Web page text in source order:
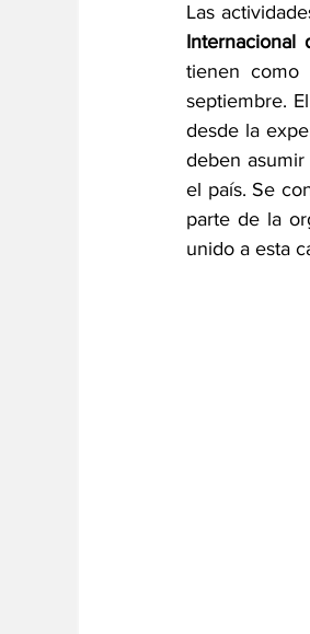
Las
Internacional
tienen como
septiembre.
desde la
deben
el país. Se
parte de la
unido a esta